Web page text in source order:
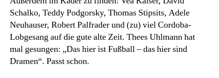
Schalko, Teddy Podgorsky, Thomas Stipsits, Adele
Neuhauser, Robert Palfrader und (zu) viel Cordoba-
Lobgesang auf die gute alte Zeit. Thees Uhlmann hat
mal gesungen: „Das hier ist Fußball – das hier sind
Dramen“. Passt schon.